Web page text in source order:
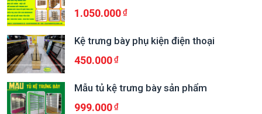
1.050.000
Kệ trưng bày phụ kiện điện thoại
450.000
Mẫu tủ kệ trưng bày sản phẩm
999.000